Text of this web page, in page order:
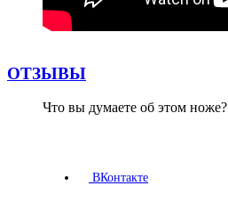
ОТЗЫВЫ
Что вы думаете об этом ноже?
ВКонтакте